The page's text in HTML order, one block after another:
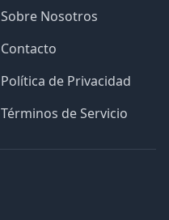
Sobre Nosotros
Contacto
Política de Privacidad
Términos de Servicio